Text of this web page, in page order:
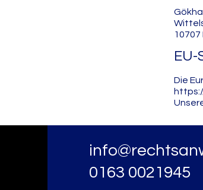
10707
Die
0163 0021945